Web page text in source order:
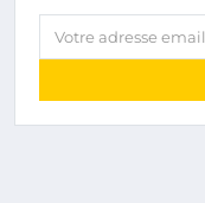
Votre adresse email